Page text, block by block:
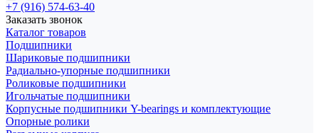
+7 (916) 574-63-40
Заказать звонок
Каталог товаров
Подшипники
Шариковые подшипники
Радиально-упорные подшипники
Роликовые подшипники
Игольчатые подшипники
Корпусные подшипники Y-bearings и комплектующие
Опорные ролики